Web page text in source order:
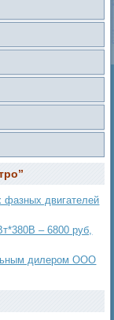
фазных двигателей
– 6800 руб,
дилером ООО